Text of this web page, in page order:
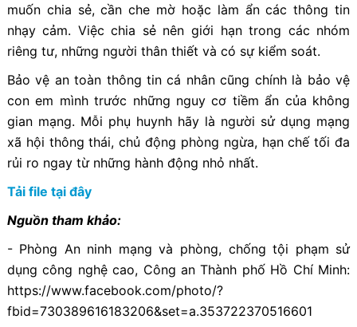
muốn chia sẻ, cần che mờ hoặc làm ẩn các thông tin
nhạy cảm. Việc chia sẻ nên giới hạn trong các nhóm
riêng tư, những người thân thiết và có sự kiểm soát.
Bảo vệ an toàn thông tin cá nhân cũng chính là bảo vệ
con em mình trước những nguy cơ tiềm ẩn của không
gian mạng. Mỗi phụ huynh hãy là người sử dụng mạng
xã hội thông thái, chủ động phòng ngừa, hạn chế tối đa
rủi ro ngay từ những hành động nhỏ nhất.
Tải file tại đây
Nguồn tham khảo:
- Phòng An ninh mạng và phòng, chống tội phạm sử
dụng công nghệ cao, Công an Thành phố Hồ Chí Minh:
https://www.facebook.com/photo/?
fbid=730389616183206&set=a.353722370516601